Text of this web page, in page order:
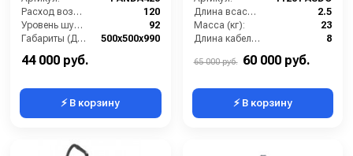
Расход воздуха (л/сек):
120
Уровень шума (дБ(А)):
92
Габариты (ДхШхВ):
500х500х990
44 000 руб.
⚡ В корзину
Длина всасывающего шланга (м):
2.5
Масса (кг):
23
Длина кабеля (м):
8
65 000 руб. 60 000 руб.
⚡ В корзину